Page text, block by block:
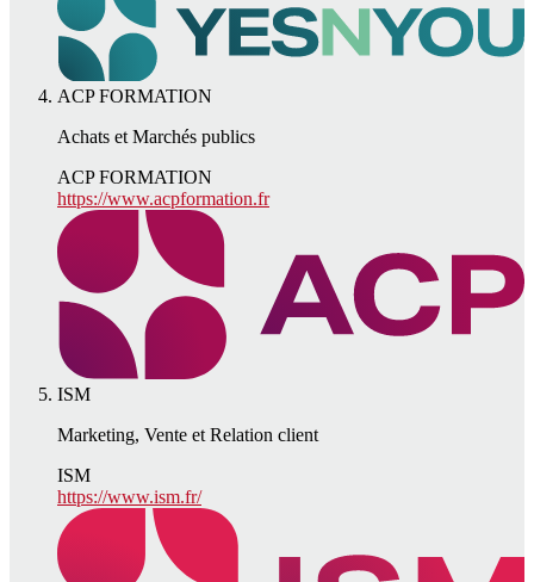
ACP FORMATION
Achats et Marchés publics
ACP FORMATION
https://www.acpformation.fr
ISM
Marketing, Vente et Relation client
ISM
https://www.ism.fr/